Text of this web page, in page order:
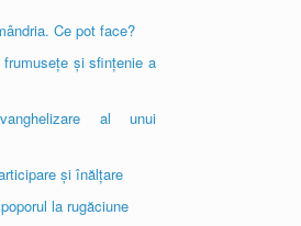
Ce pot face?
și sfințenie a
al unui
și înălțare
la rugăciune